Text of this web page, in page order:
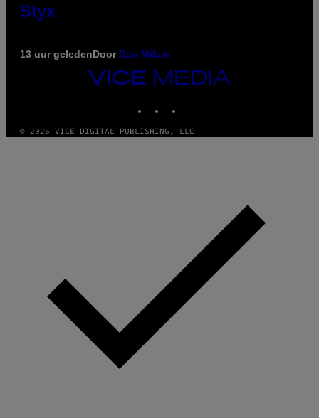
Styx
13 uur geledenDoor Dan Milam
VICE
MEDIA
© 2026 VICE DIGITAL PUBLISHING, LLC